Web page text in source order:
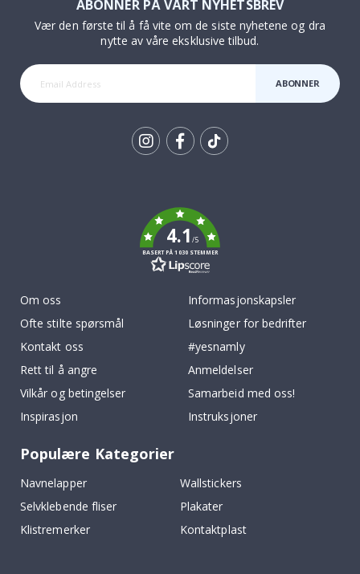
ABONNER PÅ VÅRT NYHETSBREV
Vær den første til å få vite om de siste nyhetene og dra
nytte av våre eksklusive tilbud.
ABONNER
4.1/5
BASERT PÅ 1030 STEMMER
Om oss
Ofte stilte spørsmål
Kontakt oss
Rett til å angre
Vilkår og betingelser
Inspirasjon
Informasjonskapsler
Løsninger for bedrifter
#yesnamly
Anmeldelser
Samarbeid med oss!
Instruksjoner
Populære Kategorier
Navnelapper
Wallstickers
Selvklebende fliser
Plakater
Klistremerker
Kontaktplast